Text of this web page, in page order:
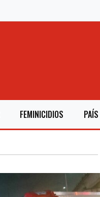
FEMINICIDIOS PAÍS